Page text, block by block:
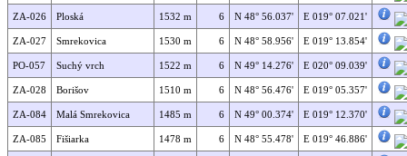
ZA-026 Ploská 1532 m 6 N 48° 56.037' E 019° 07.021'
ZA-027 Smrekovica 1530 m 6 N 48° 58.956' E 019° 13.854'
PO-057 Suchý vrch 1522 m 6 N 49° 14.276' E 020° 09.039'
ZA-028 Borišov 1510 m 6 N 48° 56.476' E 019° 05.357'
ZA-084 Malá Smrekovica 1485 m 6 N 49° 00.374' E 019° 12.370'
ZA-085 Fišiarka 1478 m 6 N 48° 55.478' E 019° 46.886'